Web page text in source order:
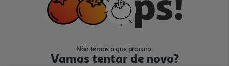
Não temos o que procura.
Vamos tentar de novo?